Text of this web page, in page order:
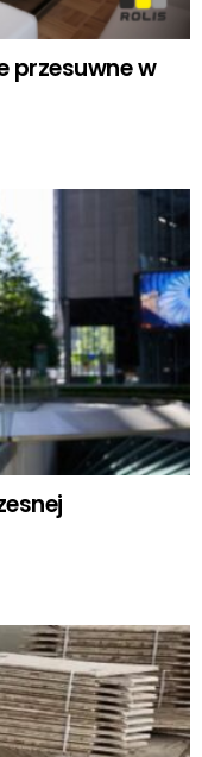
przesuwne w